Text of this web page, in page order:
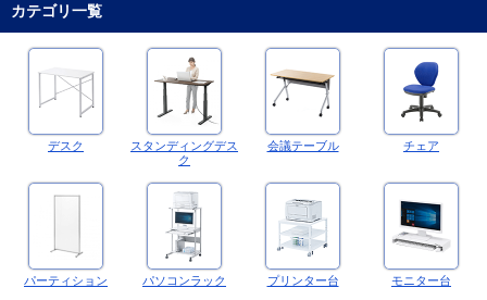
カテゴリ一覧
デスク
スタンディングデス
ク
会議テーブル チェア
パーティション パソコンラック プリンター台 モニター台